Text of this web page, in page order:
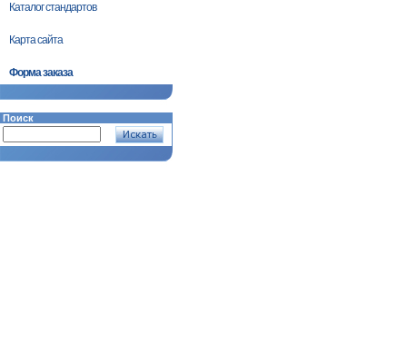
Каталог стандартов
Карта сайта
Форма заказа
Поиск